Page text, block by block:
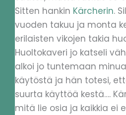
Sitten hankin Kärcherin.
vuoden takuu ja monta
erilaisten vikojen takia
Huoltokaveri jo katseli
alkoi jo tuntemaan
käytöstä ja hän totesi,
suurta käyttöä kestä….
mitä lie osia ja kaikkia ei